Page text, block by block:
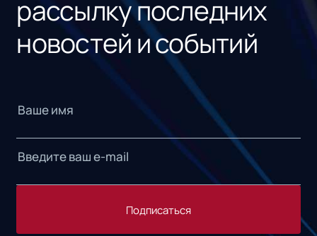
рассылку последних
новостей и событий
Подписаться